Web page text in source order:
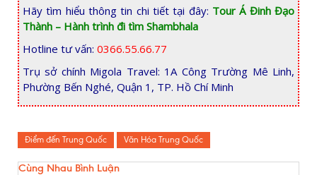
Hãy tìm hiểu thông tin chi tiết tại đây: Tour Á Đinh Đạo
Thành – Hành trình đi tìm Shambhala
Hotline tư vấn: 0366.55.66.77
Trụ sở chính Migola Travel: 1A Công Trường Mê Linh,
Phường Bến Nghé, Quận 1, TP. Hồ Chí Minh
Điểm đến Trung Quốc Văn Hóa Trung Quốc
Cùng Nhau Bình Luận